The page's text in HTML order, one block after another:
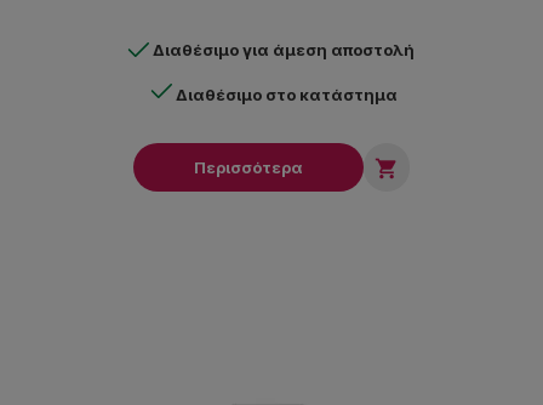
Διαθέσιμο για άμεση αποστολή
Διαθέσιμο στο κατάστημα
Περισσότερα 